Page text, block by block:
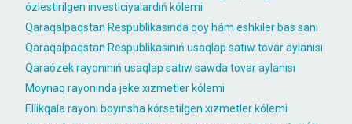
ózlestirilgen investiciyalardıń kólemi
Qaraqalpaqstan Respublikasında qoy hám eshkiler bas sanı
Qaraqalpaqstan Respublikasınıń usaqlap satıw tovar aylanısı
Qaraózek rayonınıń usaqlap satıw sawda tovar aylanısı
Moynaq rayonında jeke xızmetler kólemi
Ellikqala rayonı boyınsha kórsetilgen xızmetler kólemi